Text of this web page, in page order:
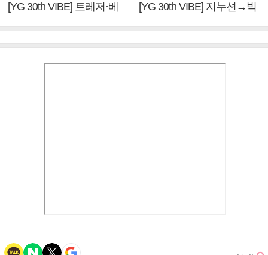
[YG 30th VIBE] 트레저·베
[YG 30th VIBE] 지누션→빅